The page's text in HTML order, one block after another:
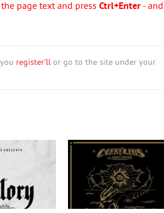
page text and press Ctrl+Enter - and
register'll or go to the site under your